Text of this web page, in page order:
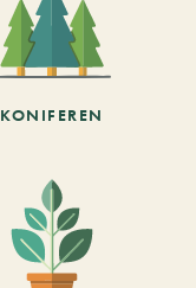
KONIFEREN